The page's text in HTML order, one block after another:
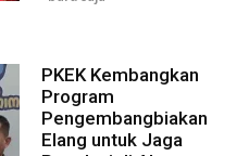
PKEK Kembangkan
Program
Pengembangbiakan
Elang untuk Jaga